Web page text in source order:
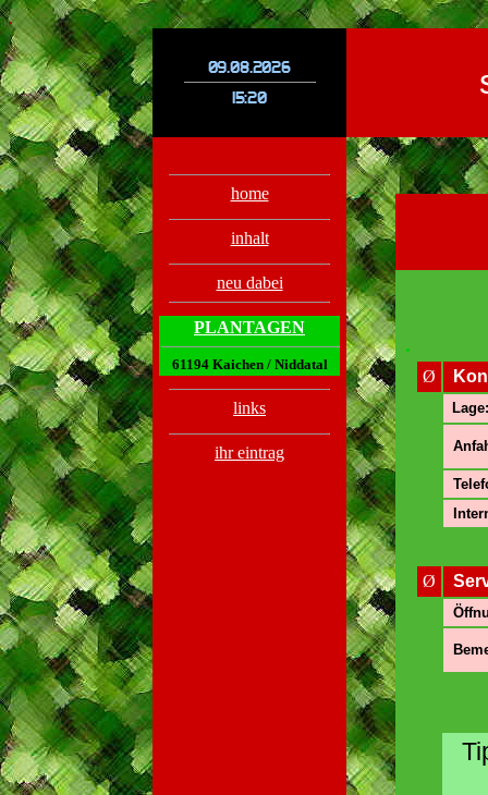
.
home
inhalt
neu dabei
PLANTAGEN
61194 Kaichen / Niddatal
links
ihr eintrag
.
Ø
Lage:
Ø